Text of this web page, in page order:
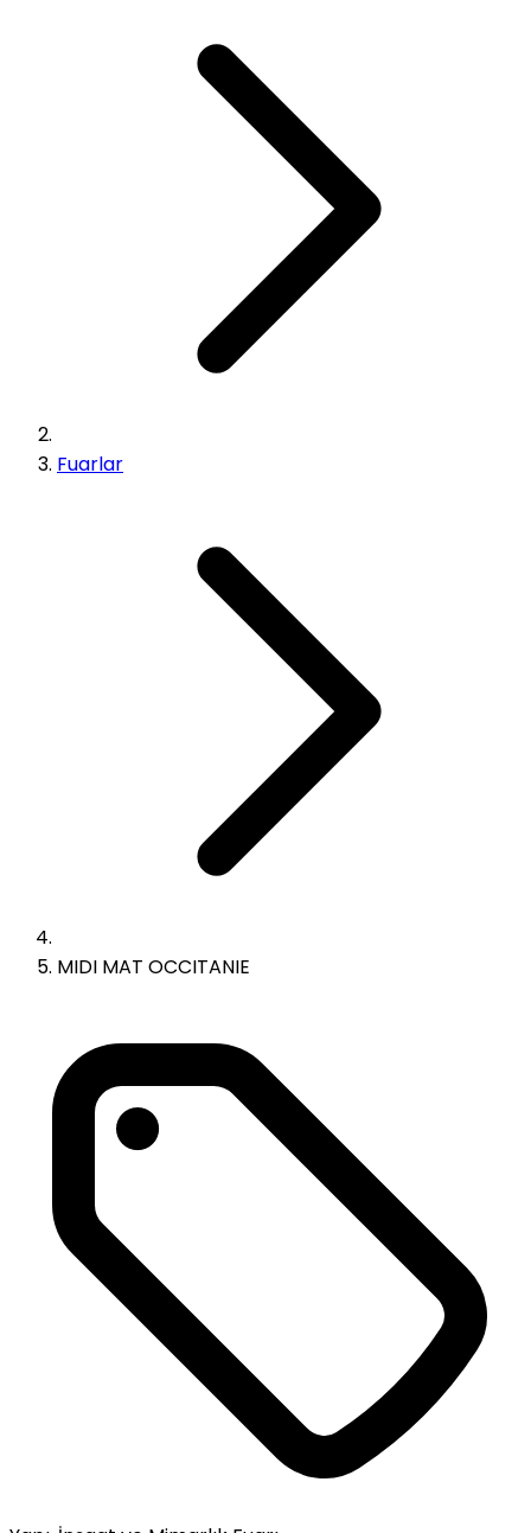
Fuarlar
MIDI MAT OCCITANIE